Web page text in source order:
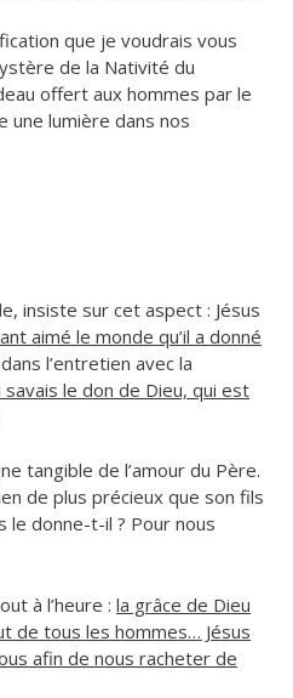
que je voudrais vous
de la Nativité du
offert aux hommes par le
une lumière dans nos
insiste sur cet aspect : Jésus
aimé le monde qu’il a donné
l’entretien avec la
savais le don de Dieu, qui est
tangible de l’amour du Père.
de plus précieux que son fils
le donne-t-il ? Pour nous
à l’heure : la grâce de Dieu
de tous les hommes… Jésus
afin de nous racheter de